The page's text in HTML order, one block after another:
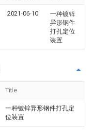
2021-06-10
一种镀锌
异形钢件
打孔定位
装置
Title
一种镀锌异形钢件打孔定
位装置